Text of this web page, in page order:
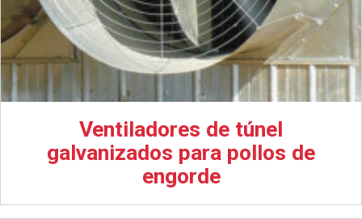
Ventiladores de túnel
galvanizados para pollos de
engorde